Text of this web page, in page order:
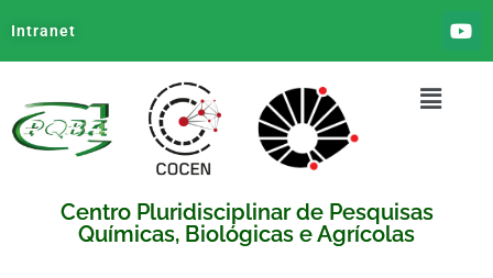
Intranet
Centro Pluridisciplinar de Pesquisas
Químicas, Biológicas e Agrícolas